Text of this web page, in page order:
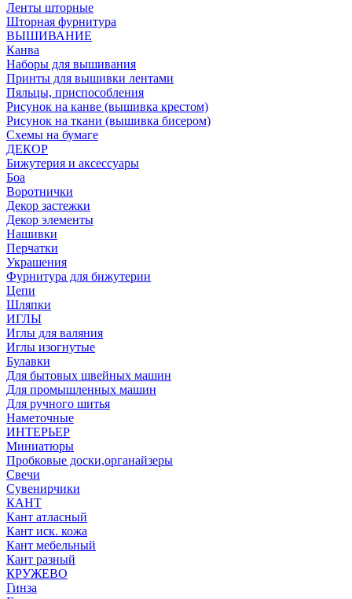
Ленты шторные
Шторная фурнитура
ВЫШИВАНИЕ
Канва
Наборы для вышивания
Принты для вышивки лентами
Пяльцы, приспособления
Рисунок на канве (вышивка крестом)
Рисунок на ткани (вышивка бисером)
Схемы на бумаге
ДЕКОР
Бижутерия и аксессуары
Боа
Воротнички
Декор застежки
Декор элементы
Нашивки
Перчатки
Украшения
Фурнитура для бижутерии
Цепи
Шляпки
ИГЛЫ
Иглы для валяния
Иглы изогнутые
Булавки
Для бытовых швейных машин
Для промышленных машин
Для ручного шитья
Наметочные
ИНТЕРЬЕР
Миниатюры
Пробковые доски,органайзеры
Свечи
Сувенирчики
КАНТ
Кант атласный
Кант иск. кожа
Кант мебельный
Кант разный
КРУЖЕВО
Гинза